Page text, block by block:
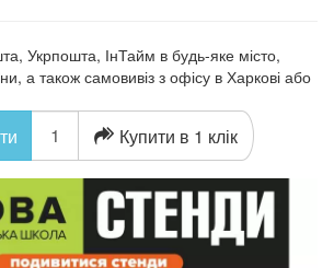
Укрпошта, ІнТайм в будь-яке місто,
а також самовивіз з офісу в Харкові або
Купити в 1 клік